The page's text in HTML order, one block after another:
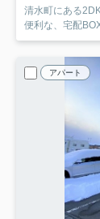
清水町にある2DKマン
アパート